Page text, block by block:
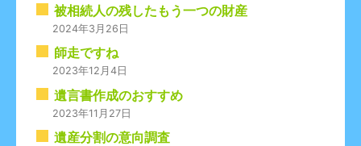
被相続人の残したもう一つの財産
2024年3月26日
師走ですね
2023年12月4日
遺言書作成のおすすめ
2023年11月27日
遺産分割の意向調査